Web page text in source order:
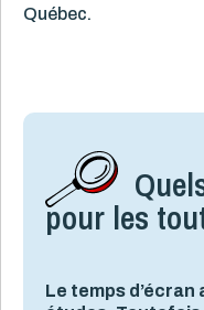
Québec.
pour les
Le temps d’écran